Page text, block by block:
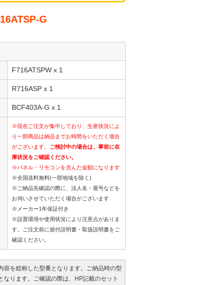
G
F716ATSPW x 1
R716ASP x 1
BCF403A-G x 1
※現在ご注文が集中しており、生産状況によ
り一部商品は納品までお時間をいただく場合
がございます。 ご検討中の場合は、事前に在
庫状況をご確認ください。
※パネル・リモコンを含んだ金額になります
※全国送料無料(一部地域を除く)
※ご納品先確認の際に、法人名・屋号などを
お伺いさせていただく場合がございます
※メーカー1年保証付き
※設置環境や使用状況により注意点がありま
す。ご注文前に据付説明書・取扱説明書をご
確認ください。
容を総称した型番となります。ご納品時の型
なります。ご確認の際は、HP記載のセット